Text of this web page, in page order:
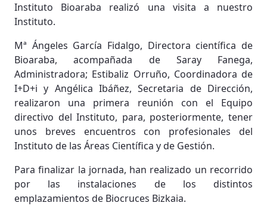
Instituto Bioaraba realizó una visita a nuestro
Instituto.
Mª Ángeles García Fidalgo, Directora científica de
Bioaraba, acompañada de Saray Fanega,
Administradora; Estibaliz Orruño, Coordinadora de
I+D+i y Angélica Ibáñez, Secretaria de Dirección,
realizaron una primera reunión con el Equipo
directivo del Instituto, para, posteriormente, tener
unos breves encuentros con profesionales del
Instituto de las Áreas Científica y de Gestión.
Para finalizar la jornada, han realizado un recorrido
por las instalaciones de los distintos
emplazamientos de Biocruces Bizkaia.